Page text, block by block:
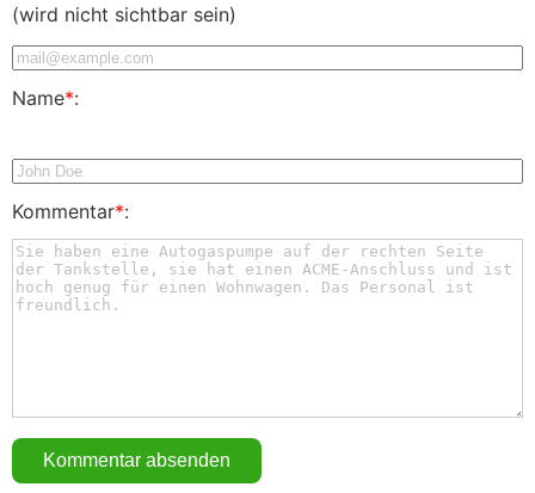
(wird nicht sichtbar sein)
Name*:
Kommentar*: